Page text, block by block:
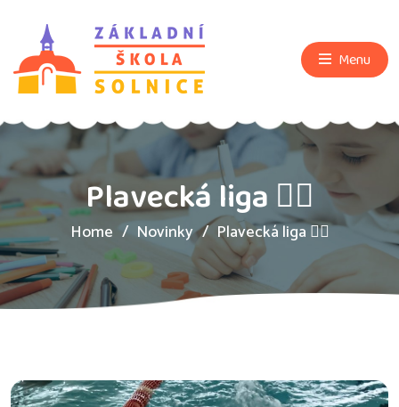
Menu
Plavecká liga 🏊‍♂️
Home Novinky Plavecká liga 🏊‍♂️